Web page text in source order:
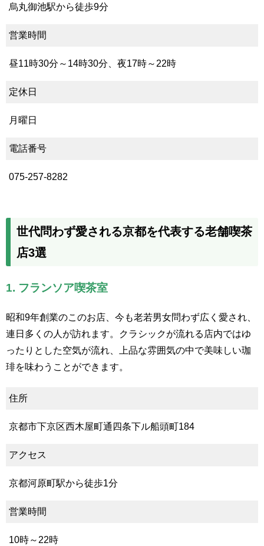
烏丸御池駅から徒歩9分
営業時間
昼11時30分～14時30分、夜17時～22時
定休日
月曜日
電話番号
075-257-8282
世代問わず愛される京都を代表する老舗喫茶
店3選
1. フランソア喫茶室
昭和9年創業のこのお店、今も老若男女問わず広く愛され、
連日多くの人が訪れます。クラシックが流れる店内ではゆ
ったりとした空気が流れ、上品な雰囲気の中で美味しい珈
琲を味わうことができます。
住所
京都市下京区西木屋町通四条下ル船頭町184
アクセス
京都河原町駅から徒歩1分
営業時間
10時～22時